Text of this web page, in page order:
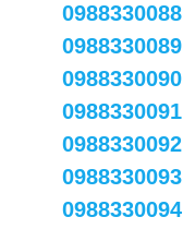
0988330088
0988330089
0988330090
0988330091
0988330092
0988330093
0988330094